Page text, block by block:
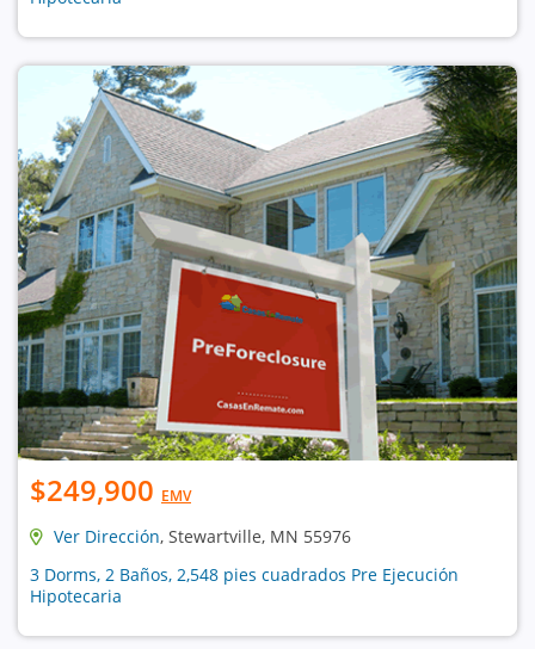
$249,900 EMV
Ver Dirección, Stewartville, MN 55976
3 Dorms, 2 Baños, 2,548 pies cuadrados Pre Ejecución
Hipotecaria